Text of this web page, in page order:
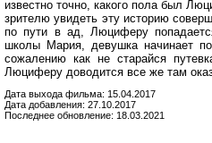
известно точно, какого пола был
зрителю увидеть эту историю
по пути в ад, Люциферу
школы Мария, девушка начинает
сожалению как не старайся
Люциферу доводится все же там
Дата выхода фильма: 15.04.2017
Дата добавления: 27.10.2017
Последнее обновление: 18.03.2021